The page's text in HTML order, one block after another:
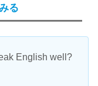
る
English well?